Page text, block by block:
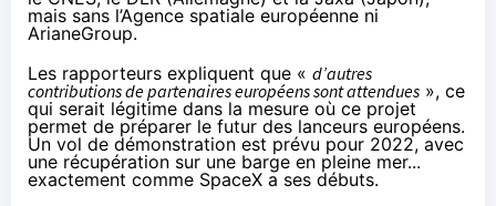
mais sans l’Agence spatiale européenne ni
ArianeGroup.
Les rapporteurs expliquent que « d’autres
contributions de partenaires européens sont attendues », ce
qui serait légitime dans la mesure où ce projet
permet de préparer le futur des lanceurs européens.
Un vol de démonstration est prévu pour 2022, avec
une récupération sur une barge en pleine mer...
exactement comme SpaceX a ses débuts.